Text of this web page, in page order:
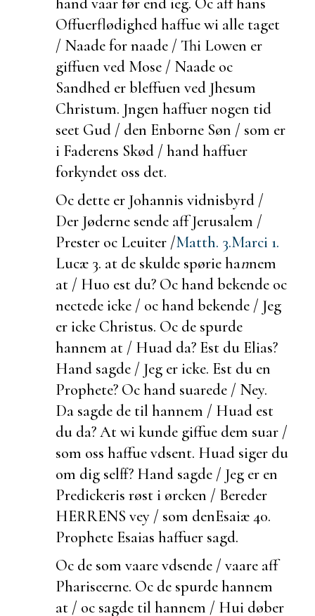
Offuerflødighed haffue wi alle taget
/ Naade for naade / Thi Lowen er
giffuen ved Mose / Naade oc
Sandhed er bleffuen ved Jhesum
Christum. Jngen haffuer nogen tid
seet Gud / den Enborne Søn / som er
i Faderens Skød / hand haffuer
forkyndet oss det.
Oc dette er Johannis vidnisbyrd /
Der Jøderne sende aff Jerusalem /
Prester oc Leuiter /Matth. 3.Marci 1.
Lucæ 3. at de skulde spørie hannem
at / Huo est du? Oc handbekende oc
nectede icke / oc handbekende / Jeg
er icke Christus. Oc de spurde
hannem at / Huad da? Est du Elias?
Hand sagde / Jeg er icke. Est du en
Prophete? Oc hand suarede / Ney.
Da sagde de til hannem / Huad est
du da? At wi kunde giffue dem suar /
som oss haffue vdsent. Huad siger du
om dig selff? Hand sagde / Jeg er en
Predickeris røst i ørcken / Bereder
HERRENS vey / som denEsaiæ 40.
Prophete Esaias haffuer sagd.
Oc de som vaare vdsende / vaare aff
Phariseerne. Oc de spurde hannem
at / oc sagde til hannem / Hui døber